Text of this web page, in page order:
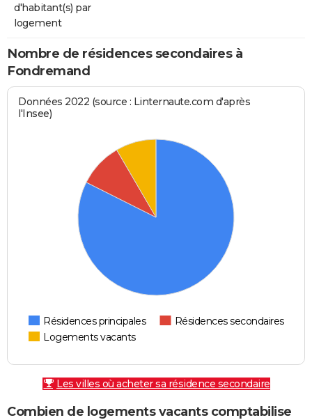
d'habitant(s) par
logement
Nombre de résidences secondaires à
Fondremand
Données 2022 (source : Linternaute.com d'après
l'Insee)
Résidences principales
Résidences secondaires
Logements vacants
Les villes où acheter sa résidence secondaire
Combien de logements vacants comptabilise